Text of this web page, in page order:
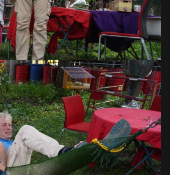
VOIR EN GRAND